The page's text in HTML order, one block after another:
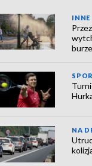
INNE
NA